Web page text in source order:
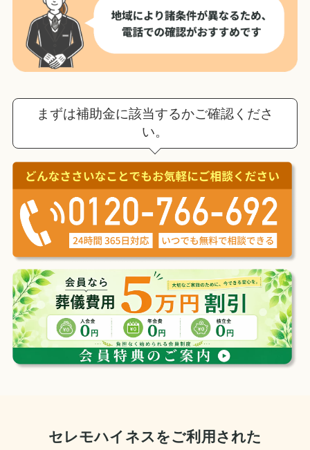
まずは補助金に該当するかご確認くださ
い。
セレモハイネスをご利用された